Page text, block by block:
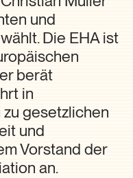
und
Die EHA ist
berät
in
gesetzlichen
und
Vorstand der
an.